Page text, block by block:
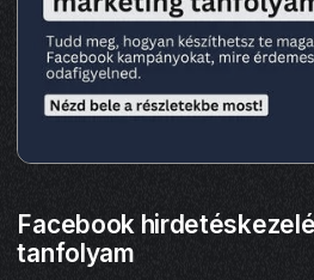
Facebook
tanfolyam